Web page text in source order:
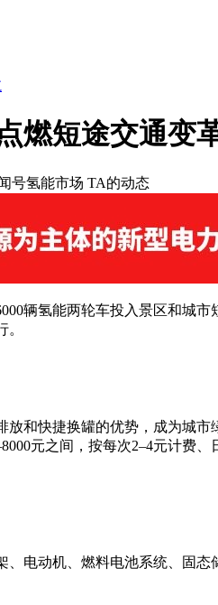
燃短途交通变
号氢能市场 TA的动态
辆氢能两轮车投入景区和城
放和快捷换罐的优势，成为城
元之间，按每次2–4元计费
、电动机、燃料电池系统、固